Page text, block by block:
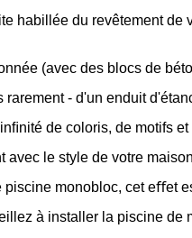
habillée du revêtement
(avec des blocs de
rarement - d'un enduit
de coloris, de motifs
avec le style de votre
piscine monobloc, cet eﬀet
à installer la piscine de